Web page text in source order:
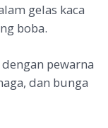
gelas kaca
boba.
pewarna
dan bunga